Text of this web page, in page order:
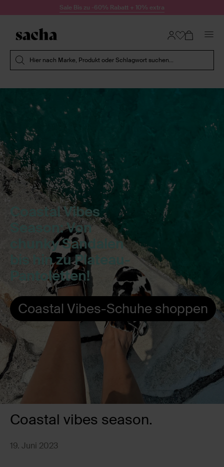
Zum Inhalt springenSale Bis zu -60% Rabatt + 10% extra
Hier nach Marke, Produkt oder Schlagwort suchen...
Coastal vibes season.
19. Juni 2023
Coastal Vibes
Season: Von
chunky Sandalen
bis hin zu Plateau-
Pantoletten!
Coastal Vibes-Schuhe shoppen